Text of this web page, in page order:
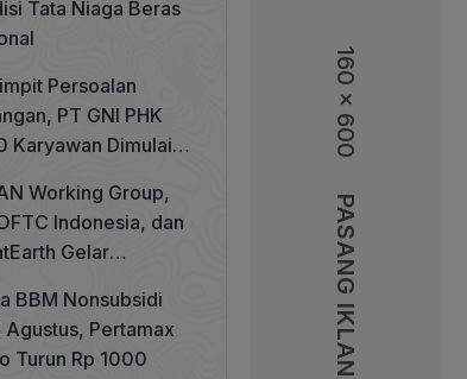
160 x 600
PASANG IKLAN
Tata Niaga Beras
Persoalan
PT GNI PHK
Karyawan Dimulai 5
Working Group,
Indonesia, dan
Gelar
Tata Kelola
Sosial
BBM Nonsubsidi
Agustus, Pertamax
Turun Rp 1000